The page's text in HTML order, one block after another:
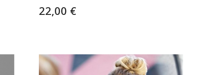
22,00 €